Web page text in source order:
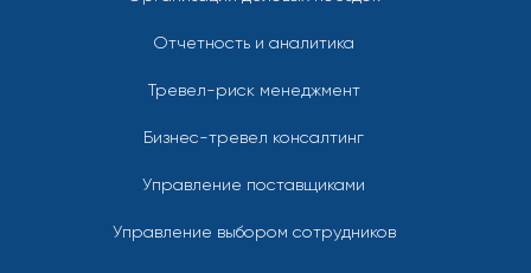
Отчетность и аналитика
Тревел-риск менеджмент
Бизнес-тревел консалтинг
Управление поставщиками
Управление выбором сотрудников